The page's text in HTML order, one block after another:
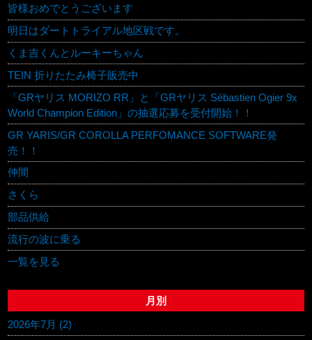
皆様おめでとうございます
明日はダートトライアル地区戦です。
くま吉くんとルーキーちゃん
TEIN 折りたたみ椅子販売中
「GRヤリス MORIZO RR」と「GRヤリス Sébastien Ogier 9x
World Champion Edition」の抽選応募を受付開始！！
GR YARIS/GR COROLLA PERFOMANCE SOFTWARE発
売！！
仲間
さくら
部品供給
流行の波に乗る
一覧を見る
月別
2026年7月 (2)